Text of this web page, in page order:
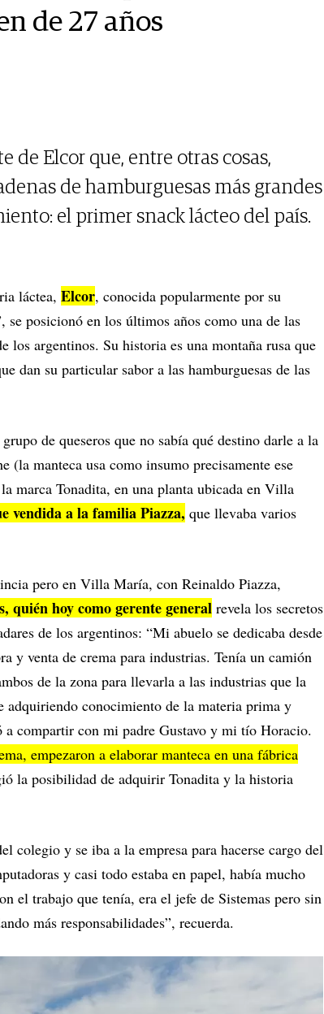
de 27 años
de Elcor que, entre otras cosas,
de hamburguesas más grandes
el primer snack lácteo del país.
láctea, Elcor, conocida popularmente por su
se posicionó en los últimos años como una de las
los argentinos. Su historia es una montaña rusa que
dan su particular sabor a las hamburguesas de las
de queseros que no sabía qué destino darle a la
(la manteca usa como insumo precisamente ese
marca Tonadita, en una planta ubicada en Villa
vendida a la familia Piazza, que llevaba varios
pero en Villa María, con Reinaldo Piazza,
quién hoy como gerente general revela los secretos
de los argentinos: “Mi abuelo se dedicaba desde
y venta de crema para industrias. Tenía un camión
de la zona para llevarla a las industrias que la
adquiriendo conocimiento de la materia prima y
a compartir con mi padre Gustavo y mi tío Horacio.
empezaron a elaborar manteca en una fábrica
la posibilidad de adquirir Tonadita y la historia
colegio y se iba a la empresa para hacerse cargo del
y casi todo estaba en papel, había mucho
el trabajo que tenía, era el jefe de Sistemas pero sin
más responsabilidades”, recuerda.